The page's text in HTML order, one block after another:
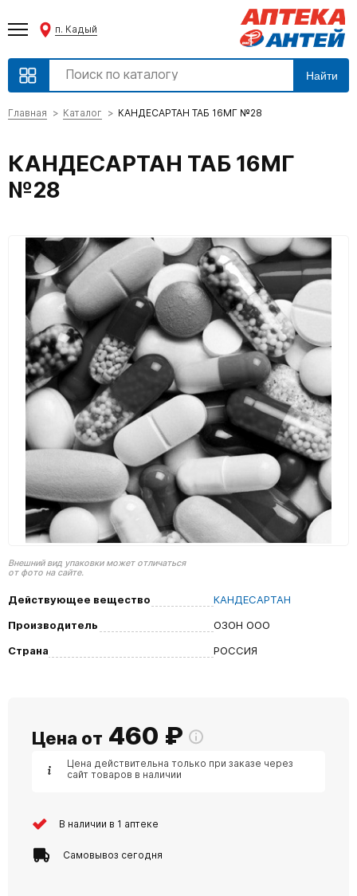
п. Кадый
Найти
Главная Каталог КАНДЕСАРТАН ТАБ 16МГ №28
КАНДЕСАРТАН ТАБ 16МГ
№28
Внешний вид упаковки может отличаться
от фото на сайте.
Действующее вещество
КАНДЕСАРТАН
Производитель
ОЗОН ООО
Страна
РОССИЯ
Цена от 460 ₽
Цена действительна только при заказе через
сайт товаров в наличии
В наличии в 1 аптеке
Самовывоз сегодня